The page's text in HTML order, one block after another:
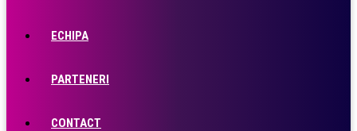
ECHIPA
PARTENERI
CONTACT